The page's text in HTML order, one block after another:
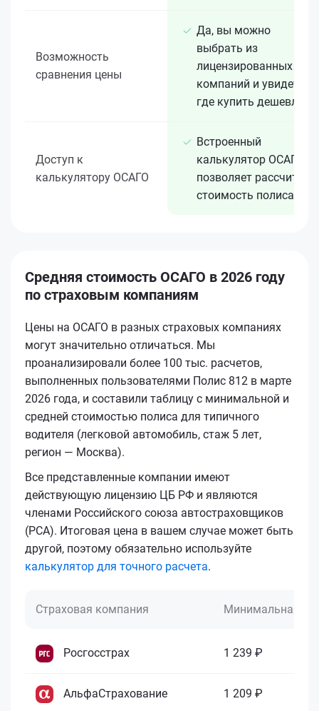
Возможность
сравнения цены
Да, вы можно
выбрать из
лицензированных 15+
компаний и увидеть,
где купить дешевле
Доступ к
калькулятору ОСАГО
Встроенный
калькулятор ОСАГО
позволяет рассчитать
стоимость полиса
Средняя стоимость ОСАГО в 2026 году
по страховым компаниям
Цены на ОСАГО в разных страховых компаниях
могут значительно отличаться. Мы
проанализировали более 100 тыс. расчетов,
выполненных пользователями Полис 812 в марте
2026 года, и составили таблицу с минимальной и
средней стоимостью полиса для типичного
водителя (легковой автомобиль, стаж 5 лет,
регион — Москва).
Все представленные компании имеют
действующую лицензию ЦБ РФ и являются
членами Российского союза автостраховщиков
(РСА). Итоговая цена в вашем случае может быть
другой, поэтому обязательно используйте
калькулятор для точного расчета.
Страховая компания Минимальная
Росгосстрах 1 239 ₽
АльфаСтрахование 1 209 ₽